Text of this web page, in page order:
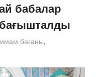
бабалар
бағаны,